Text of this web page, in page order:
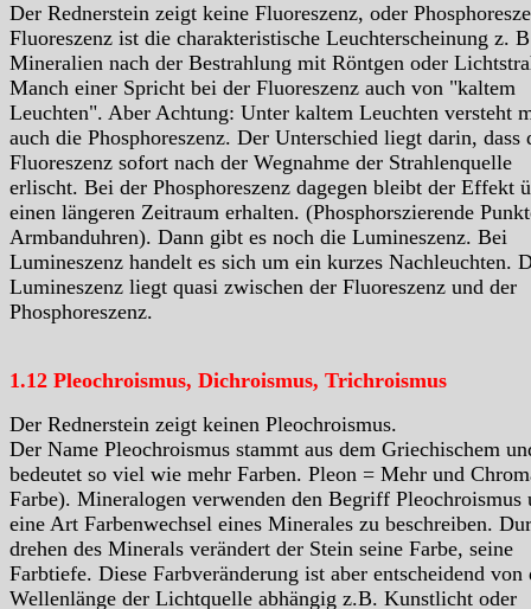
Der Rednerstein zeigt keine Fluoreszenz, oder
Fluoreszenz ist die charakteristische Leuchterscheinung z.
Mineralien nach der Bestrahlung mit Röntgen oder
Manch einer Spricht bei der Fluoreszenz auch von "kaltem
Leuchten". Aber Achtung: Unter kaltem Leuchten versteht
auch die Phosphoreszenz. Der Unterschied liegt darin, dass
Fluoreszenz sofort nach der Wegnahme der Strahlenquelle
erlischt. Bei der Phosphoreszenz dagegen bleibt der Effekt
einen längeren Zeitraum erhalten. (Phosphorszierende
Armbanduhren). Dann gibt es noch die Lumineszenz. Bei
Lumineszenz handelt es sich um ein kurzes Nachleuchten.
Lumineszenz liegt quasi zwischen der Fluoreszenz und der
Phosphoreszenz.
1.12 Pleochroismus, Dichroismus, Trichroismus
Der Rednerstein zeigt keinen Pleochroismus.
Der Name Pleochroismus stammt aus dem Griechischem
bedeutet so viel wie mehr Farben. Pleon = Mehr und
Farbe). Mineralogen verwenden den Begriff Pleochroismus
eine Art Farbenwechsel eines Minerales zu beschreiben.
drehen des Minerals verändert der Stein seine Farbe, seine
Farbtiefe. Diese Farbveränderung ist aber entscheidend von
Wellenlänge der Lichtquelle abhängig z.B. Kunstlicht oder